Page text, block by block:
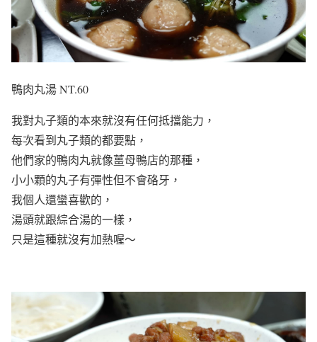
鴨肉丸湯 NT.60
我對丸子類的本來就沒有任何抵擋能力，
每次看到丸子類的都要點，
他們家的鴨肉丸就像薑母鴨店的那種，
小小顆的丸子有彈性但不會硌牙，
我個人還蠻喜歡的，
湯頭就跟綜合湯的一樣，
只是這種就沒有加熱喔～